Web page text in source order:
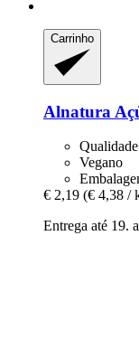
Carrinho
Alnatura
Vegano
€ 2,19 (€ 4,38 /
Entrega até 19.